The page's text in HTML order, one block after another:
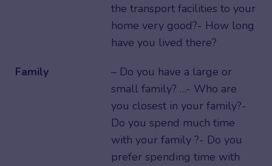
the transport facilities to your
home very good?- How long
have you lived there?
Family
– Do you have a large or
small family? …- Who are
you closest in your family?-
Do you spend much time
with your family ?- Do you
prefer spending time with